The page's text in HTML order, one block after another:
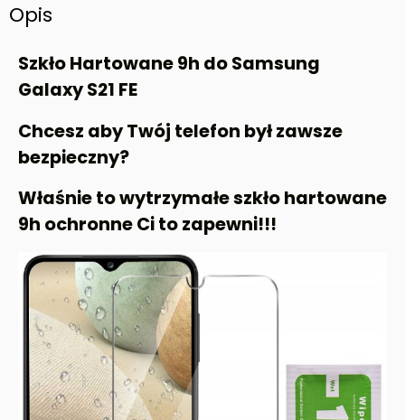
Opis
Szkło Hartowane 9h do Samsung
Galaxy S21 FE
Chcesz aby Twój telefon był zawsze
bezpieczny?
Właśnie to wytrzymałe szkło hartowane
9h ochronne Ci to zapewni!!!